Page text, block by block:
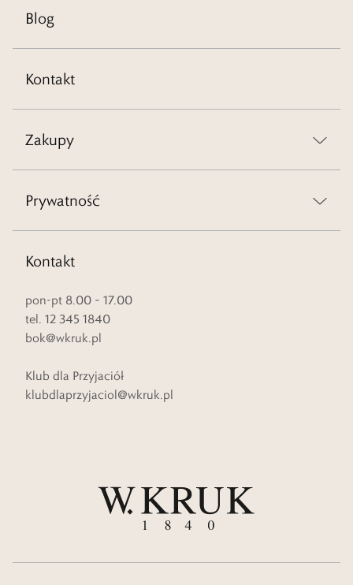
Blog
Kontakt
Zakupy
Prywatność
Kontakt
pon-pt 8.00 – 17.00
tel. 12 345 1840
bok@wkruk.pl
Klub dla Przyjaciół
klubdlaprzyjaciol@wkruk.pl